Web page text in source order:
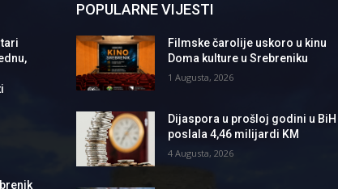
POPULARNE VIJESTI
Filmske čarolije uskoro u kinu
Doma kulture u Srebreniku
1 Augusta, 2026
Dijaspora u prošloj godini u BiH
poslala 4,46 milijardi KM
4 Augusta, 2026